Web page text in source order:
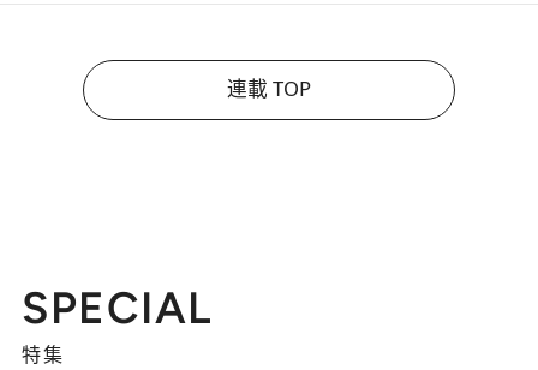
連載 TOP
SPECIAL
特集